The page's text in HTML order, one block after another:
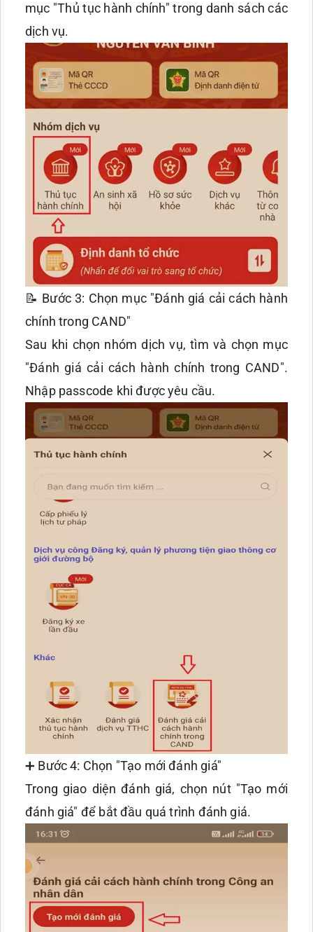
mục "Thủ tục hành chính" trong danh sách các
dịch vụ.
📝 Bước 3: Chọn mục "Đánh giá cải cách hành
chính trong CAND"
Sau khi chọn nhóm dịch vụ, tìm và chọn mục
"Đánh giá cải cách hành chính trong CAND".
Nhập passcode khi được yêu cầu.
➕ Bước 4: Chọn "Tạo mới đánh giá"
Trong giao diện đánh giá, chọn nút "Tạo mới
đánh giá" để bắt đầu quá trình đánh giá.